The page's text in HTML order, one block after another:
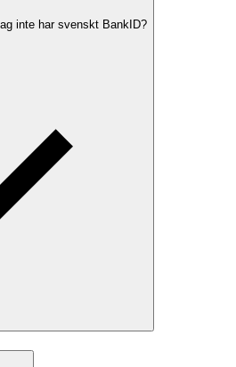
inte har svenskt BankID?